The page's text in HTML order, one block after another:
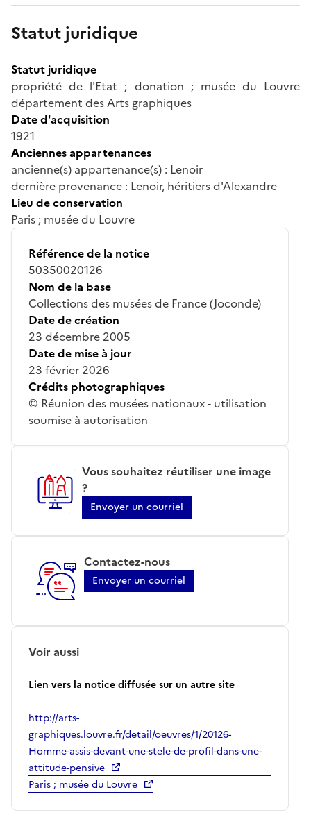
Statut juridique
Statut juridique
propriété de l'Etat ; donation ; musée du Louvre
département des Arts graphiques
Date d'acquisition
1921
Anciennes appartenances
ancienne(s) appartenance(s) : Lenoir
dernière provenance : Lenoir, héritiers d'Alexandre
Lieu de conservation
Paris ; musée du Louvre
Référence de la notice
50350020126
Nom de la base
Collections des musées de France (Joconde)
Date de création
23 décembre 2005
Date de mise à jour
23 février 2026
Crédits photographiques
© Réunion des musées nationaux - utilisation
soumise à autorisation
Vous souhaitez réutiliser une image
?
Envoyer un courriel
Contactez-nous
Envoyer un courriel
Voir aussi
Lien vers la notice diffusée sur un autre site
http://arts-
graphiques.louvre.fr/detail/oeuvres/1/20126-
Homme-assis-devant-une-stele-de-profil-dans-une-
attitude-pensive
Paris ; musée du Louvre